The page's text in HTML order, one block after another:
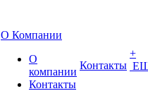
О Компании
О
компании
Контакты
Контакты
+